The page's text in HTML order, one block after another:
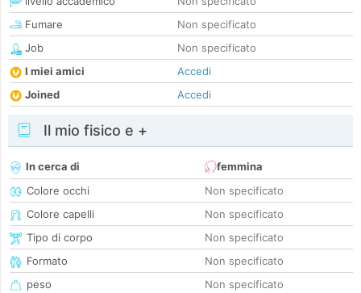
Fumare
Non specificato
Job
Non specificato
I miei amici
Accedi
Joined
Accedi
Il mio fisico e +
In cerca di
femmina
Colore occhi
Non specificato
Colore capelli
Non specificato
Tipo di corpo
Non specificato
Formato
Non specificato
peso
Non specificato